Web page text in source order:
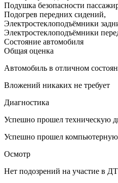
Подушка безопасности
Подогрев передних сидений,
Электростеклоподъёмники
Электростеклоподъёмники
Состояние автомобиля
Общая оценка
Автомобиль в отличном
Вложений никаких не требует
Диагностика
Успешно прошел техническую
Успешно прошел компьютерную
Осмотр
Нет подозрений на участие в